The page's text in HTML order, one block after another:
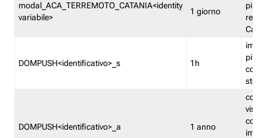
modal_ACA_TERREMOTO_CATANIA<identity
variabile>
1 giorno
più
DOMPUSH<identificativo>_s 1h
più
DOMPUSH<identificativo>_a 1 anno